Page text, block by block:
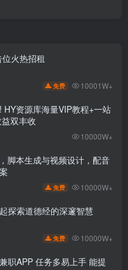
火热招租
免费 10001W+
HY资源库海量VIP教程+一站
双丰收
10000W+
脚本生成与视频设计，配音
免费 10000W+
探索道德经的深邃智慧
免费 10000W+
职APP 任务多易上手 能提